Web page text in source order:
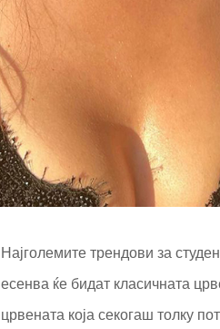
Најголемите трендови за
есенва ќе бидат класичната
црвената која секогаш толку